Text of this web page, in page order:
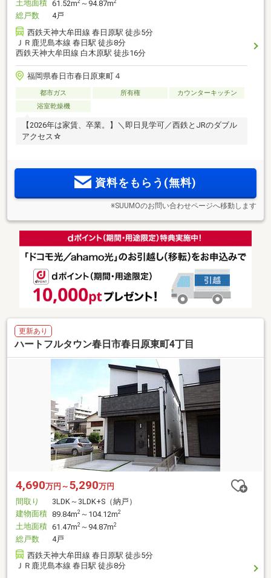
土地面積 61.52m ～94.87m
総戸数
4戸
西鉄天神大牟田線 春日原駅 徒歩5分
ＪＲ鹿児島本線 春日駅 徒歩8分
西鉄天神大牟田線 白木原駅 徒歩16分
福岡県春日市春日原東町４
都市ガス 所有権
カウンターキッチン
浴室乾燥機
【2026年は家賃、卒業。】＼即日見学可／西鉄とJRのダブル
アクセス☆
資料をもらう(無料)
※SUUMOのお問い合わせページへ移動します
更新あり
ハートフルタウン春日市春日原東町4丁目
4,690万円～ 5,290万円
間取り
3LDK～3LDK+S（納戸）
建物面積 89.84m2 ～104.12m2
土地面積 61.47m2 ～94.87m2
総戸数
4戸
西鉄天神大牟田線 春日原駅 徒歩5分
ＪＲ鹿児島本線 春日駅 徒歩8分